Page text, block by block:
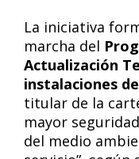
La iniciativa
marcha del
Actualización
instalaciones
titular de la
mayor
del medio